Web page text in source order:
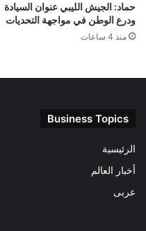
حماد: الجيش الليبي عنوان السيادة
ودرع الوطن في مواجهة التحديات
منذ 4 ساعات
Business Topics
الرئيسية
أخبار العالم
عربى